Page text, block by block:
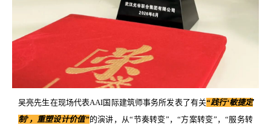
吴亮先生在现场代表AAI国际建筑师事务所发表了有关“践行‘敏捷定
制’，重塑设计价值”的演讲，从“节奏转变”，“方案转变”，“服务转